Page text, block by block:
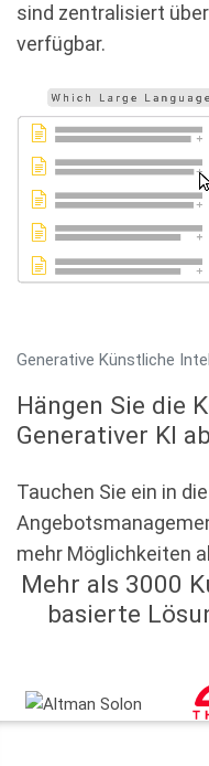
sind zentralisiert
verfügbar.
Generative Künstliche
Hängen Sie die
Generativer KI ab
Tauchen Sie ein in
mehr Möglichkeiten
Mehr als 3000
basierte